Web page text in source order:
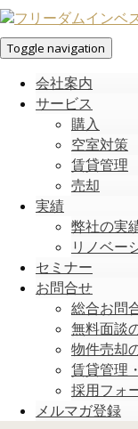
Toggle navigation
会社案内
サービス
購入
空室対策
賃貸管理
売却
実績
弊社の実
リノベー
セミナー
お問合せ
総合お問
無料面談
物件売却
賃貸管理
採用フォ
メルマガ登録